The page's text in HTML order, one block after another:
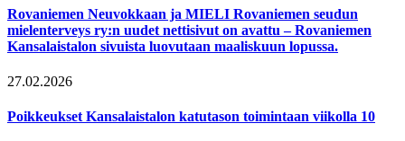
Rovaniemen Neuvokkaan ja MIELI Rovaniemen seudun
mielenterveys ry:n uudet nettisivut on avattu – Rovaniemen
Kansalaistalon sivuista luovutaan maaliskuun lopussa.
27.02.2026
Poikkeukset Kansalaistalon katutason toimintaan viikolla 10